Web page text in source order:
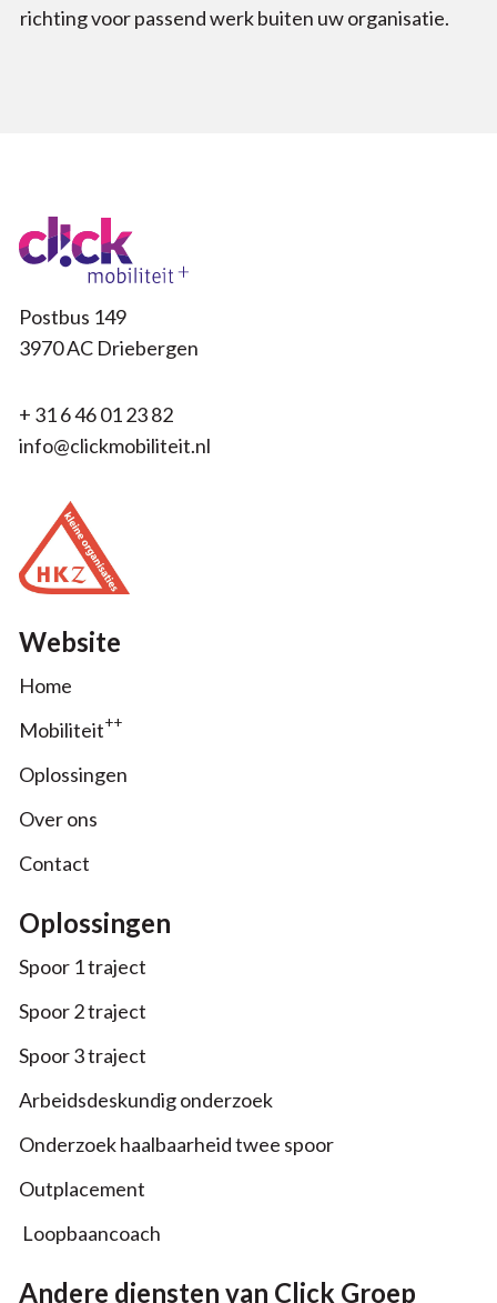
richting voor passend werk buiten uw organisatie.
Postbus 149
3970 AC Driebergen
+ 31 6 46 01 23 82
info@clickmobiliteit.nl
Website
Home
Mobiliteit++
Oplossingen
Over ons
Contact
Oplossingen
Spoor 1 traject
Spoor 2 traject
Spoor 3 traject
Arbeidsdeskundig onderzoek
Onderzoek haalbaarheid twee spoor
Outplacement
Loopbaancoach
Andere diensten van Click Groep